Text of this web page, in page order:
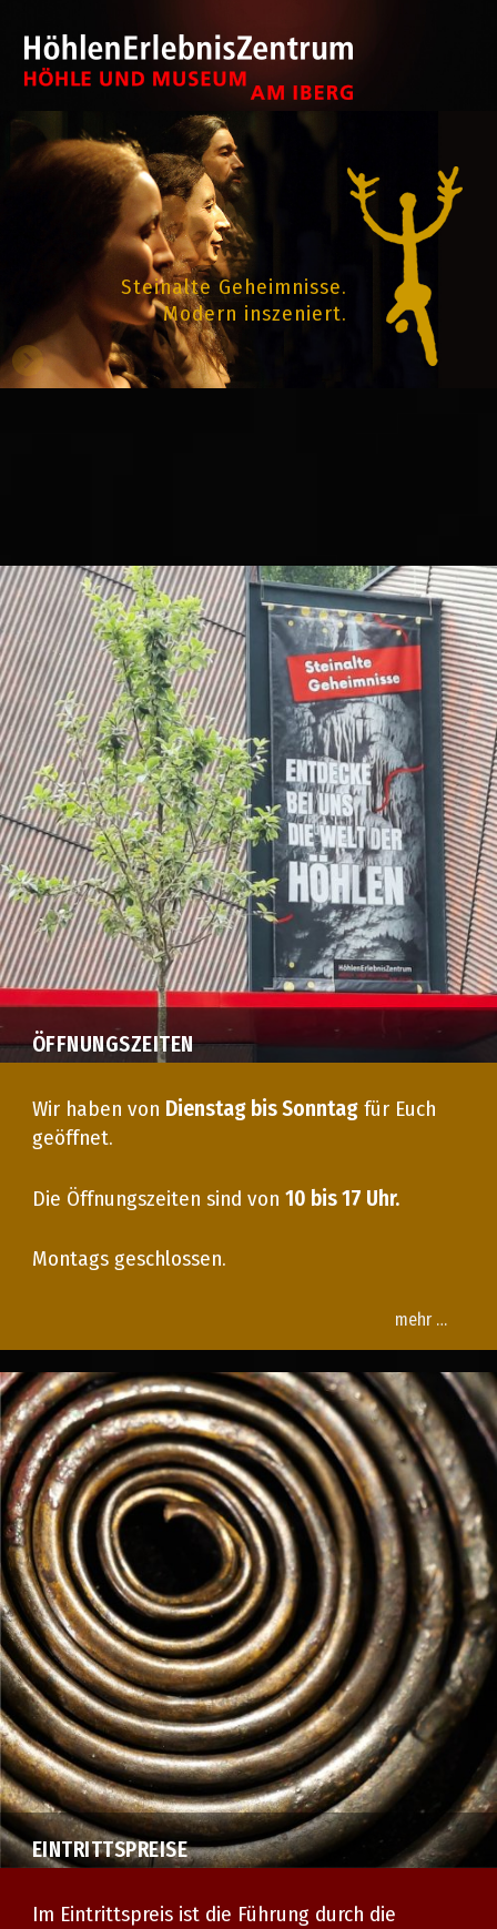
Steinalte Geheimnisse.
Modern inszeniert.
ÖFFNUNGSZEITEN
Wir haben von Dienstag bis Sonntagfür Euch
geöffnet.
Die Öffnungszeiten sind von 10 bis 17 Uhr.
Montags geschlossen.
mehr …
EINTRITTSPREISE
Im Eintrittspreis ist die Führung durch die